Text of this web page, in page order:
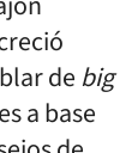
de big
a base